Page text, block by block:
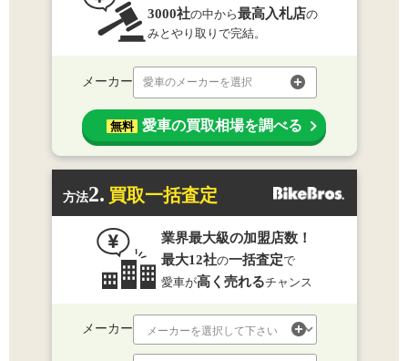
3000社の中から最高入札店の
みとやり取りで完結。
メーカー 愛車のメーカーを選択
無料 愛車の買取相場を調べる
方法2. 買取一括査定
業界最大級の加盟店数！
最大12社の一括査定で
愛車が高く売れるチャンス
メーカー